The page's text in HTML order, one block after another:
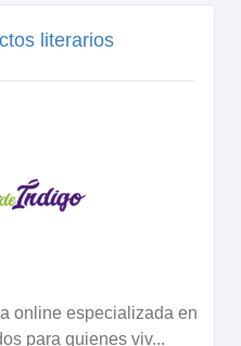
literarios
online especializada en
para quienes viv...